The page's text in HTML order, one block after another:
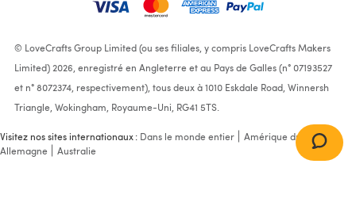
© LoveCrafts Group Limited (ou ses filiales, y compris LoveCrafts Makers
Limited) 2026, enregistré en Angleterre et au Pays de Galles (n° 07193527
et n° 8072374, respectivement), tous deux à 1010 Eskdale Road, Winnersh
Triangle, Wokingham, Royaume-Uni, RG41 5TS.
Visitez nos sites internationaux : Dans le monde entier
Amérique du Nord
Allemagne
Australie